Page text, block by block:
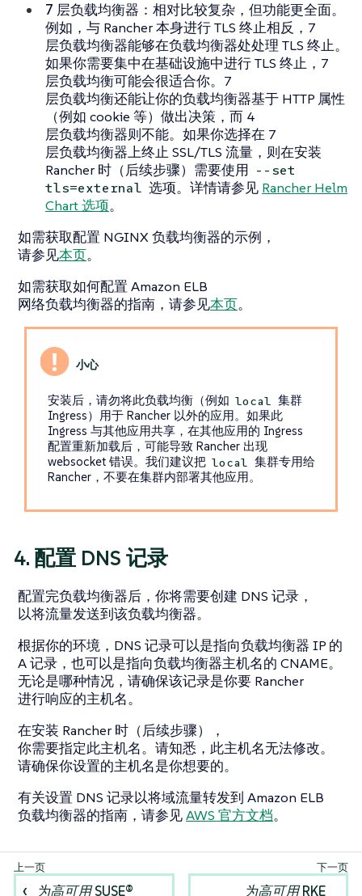
7 层负载均衡器 ：相对比较复杂，但功能更全面。
例如，与 Rancher 本身进行 TLS 终止相反，7
层负载均衡器能够在负载均衡器处处理 TLS 终止。
如果你需要集中在基础设施中进行 TLS 终止，7
层负载均衡可能会很适合你。7
层负载均衡还能让你的负载均衡器基于 HTTP 属性
（例如 cookie 等）做出决策，而 4
层负载均衡器则不能。如果你选择在 7
层负载均衡器上终止 SSL/TLS 流量，则在安装
Rancher 时（后续步骤）需要使用 --set
tls=external 选项。详情请参见 Rancher Helm
Chart 选项。
如需获取配置 NGINX 负载均衡器的示例，
请参见本页。
如需获取如何配置 Amazon ELB
网络负载均衡器的指南，请参见本页。
安装后，请勿将此负载均衡（例如 local
集群
Ingress）用于 Rancher 以外的应用。如果此
Ingress 与其他应用共享，在其他应用的 Ingress
配置重新加载后，可能导致 Rancher 出现
websocket 错误。我们建议把 local
集群专用给
Rancher，不要在集群内部署其他应用。
4. 配置 DNS 记录
配置完负载均衡器后，你将需要创建 DNS 记录，
以将流量发送到该负载均衡器。
根据你的环境，DNS 记录可以是指向负载均衡器 IP 的
A 记录，也可以是指向负载均衡器主机名的 CNAME。
无论是哪种情况，请确保该记录是你要 Rancher
进行响应的主机名。
在安装 Rancher 时（后续步骤），
你需要指定此主机名。请知悉，此主机名无法修改。
请确保你设置的主机名是你想要的。
有关设置 DNS 记录以将域流量转发到 Amazon ELB
负载均衡器的指南，请参见AWS 官方文档。
为高可用 SUSE® 为高可用 RKE